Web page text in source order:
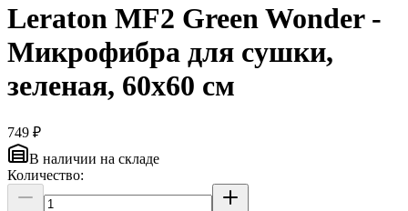
Leraton MF2 Green Wonder -
Микрофибра для сушки,
зеленая, 60x60 см
749 ₽
В наличии на складе
Количество: